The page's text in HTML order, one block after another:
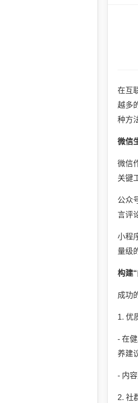
在互
越多
种方
微信
微信
关键
公众
言评
小程
量级
构建
成功
1. 优
- 在
养建
- 内
2. 社